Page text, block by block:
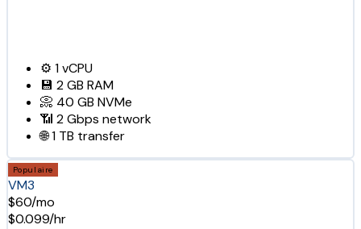
⚙️ 1vCPU
💾 2 GB RAM
📀 40 GB NVMe
📶 2 Gbps network
🌐1 TB transfer
Populaire
VM3
$60/mo
$0.099/hr